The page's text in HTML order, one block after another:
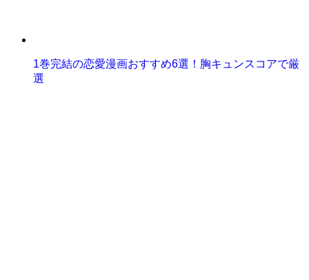
1巻完結の恋愛漫画おすすめ6選！胸キュンスコアで厳
選